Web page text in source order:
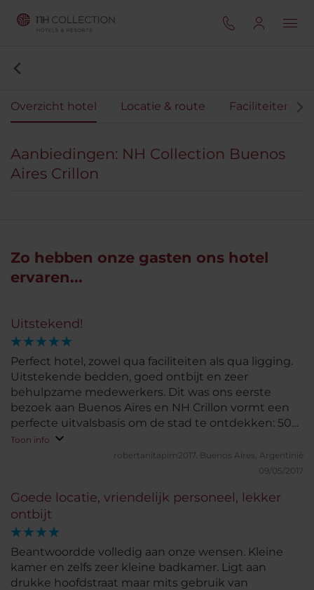
Overzicht hotel Locatie & route Faciliteiten
Aanbiedingen: NH Collection Buenos
Aires Crillon
Zo hebben onze gasten ons hotel
ervaren...
Uitstekend!
Perfect hotel, zowel qua faciliteiten als qua ligging.
Uitstekende bedden, goed ontbijt en zeer
behulpzame medewerkers. Dit was ons eerste
bezoek aan Buenos Aires en NH Crillon vormt een
perfecte uitvalsbasis om de stad te ontdekken: 50
meter van een metrohalte en 100 meter vanaf het
park waar de fietstours starten.
Toon info
robertanitapim2017. Buenos Aires, Argentinië
09/05/2017
Goede locatie, vriendelijk personeel, lekker
ontbijt
Beantwoordde volledig aan onze wensen. Kleine
kamer en zelfs zeer kleine badkamer. Ligt aan
drukke hoofdstraat maar mits gebruik van